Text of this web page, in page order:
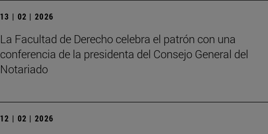
13 | 02 | 2026
La Facultad de Derecho celebra el patrón con una
conferencia de la presidenta del Consejo General del
Notariado
12 | 02 | 2026